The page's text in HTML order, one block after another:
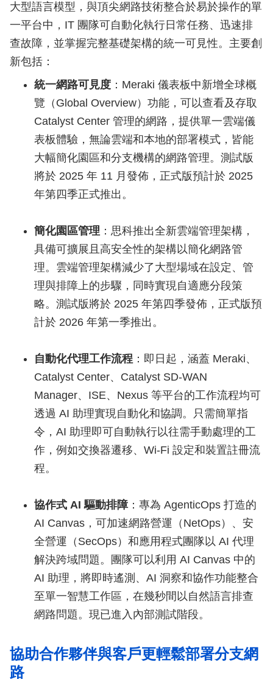
大型語言模型，與頂尖網路技術整合於易於操作的單
一平台中，IT 團隊可自動化執行日常任務、迅速排
查故障，並掌握完整基礎架構的統一可見性。主要創
新包括：
統一網路可見度：Meraki 儀表板中新增全球概
覽（Global Overview）功能，可以查看及存取
Catalyst Center 管理的網路，提供單一雲端儀
表板體驗，無論雲端和本地的部署模式，皆能
大幅簡化園區和分支機構的網路管理。測試版
將於 2025 年 11 月發佈，正式版預計於 2025
年第四季正式推出。
簡化園區管理 ：思科推出全新雲端管理架構，
具備可擴展且高安全性的架構以簡化網路管
理。雲端管理架構減少了大型場域在設定、管
理與排障上的步驟，同時實現自適應分段策
略。測試版將於 2025 年第四季發佈，正式版預
計於 2026 年第一季推出。
自動化代理工作流程：即日起，涵蓋 Meraki、
Catalyst Center、Catalyst SD-WAN
Manager、ISE、Nexus 等平台的工作流程均可
透過 AI 助理實現自動化和協調。只需簡單指
令，AI 助理即可自動執行以往需手動處理的工
作，例如交換器遷移、Wi-Fi 設定和裝置註冊流
程。
協作式 AI 驅動排障：專為 AgenticOps 打造的
AI Canvas，可加速網路營運（NetOps）、安
全營運（SecOps）和應用程式團隊以 AI 代理
解決跨域問題。團隊可以利用 AI Canvas 中的
AI 助理，將即時遙測、AI 洞察和協作功能整合
至單一智慧工作區，在幾秒間以自然語言排查
網路問題。現已進入內部測試階段。
協助合作夥伴與客戶更輕鬆部署分支網
路